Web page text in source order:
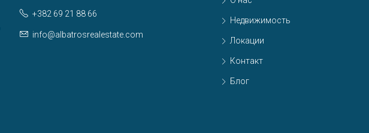
+382 69 21 88 66
info@albatrosrealestate.com
Недвижимость
Локации
Контакт
Блог